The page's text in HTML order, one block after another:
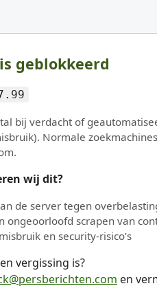
geblokkeerd
bij verdacht of
Normale
wij dit?
de server tegen
ongeoorloofd scrapen van
en security-risico’s
vergissing is?
en